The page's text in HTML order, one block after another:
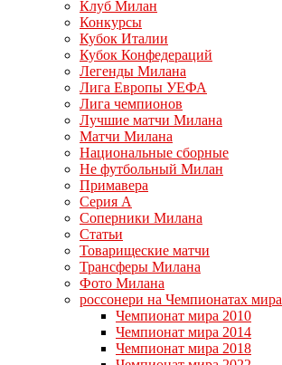
Клуб Милан
Конкурсы
Кубок Италии
Кубок Конфедераций
Легенды Милана
Лига Европы УЕФА
Лига чемпионов
Лучшие матчи Милана
Матчи Милана
Национальные сборные
Не футбольный Милан
Примавера
Серия А
Соперники Милана
Статьи
Товарищеские матчи
Трансферы Милана
Фото Милана
россонери на Чемпионатах мира
Чемпионат мира 2010
Чемпионат мира 2014
Чемпионат мира 2018